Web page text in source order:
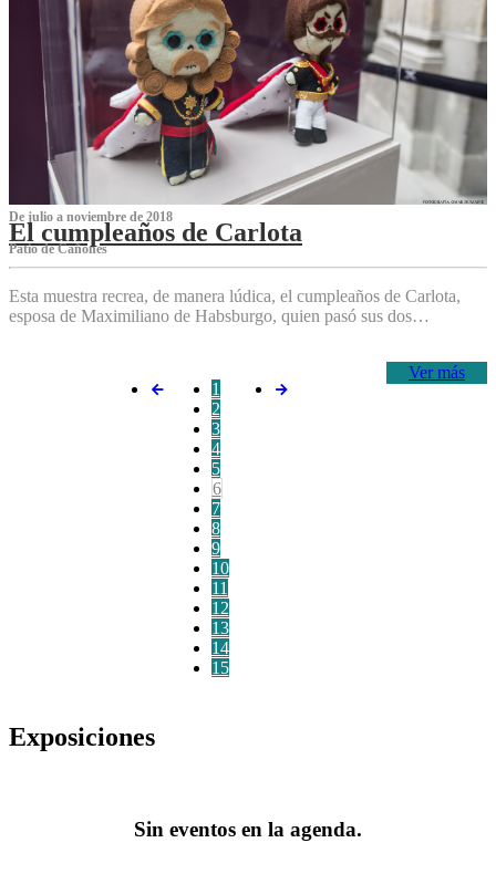
De julio a noviembre de 2018
El cumpleaños de Carlota
Patio de Cañones
Esta muestra recrea, de manera lúdica, el cumpleaños de Carlota,
esposa de Maximiliano de Habsburgo, quien pasó sus dos…
Ver más
1
2
3
4
5
6
7
8
9
10
11
12
13
14
15
Exposiciones
Sin eventos en la agenda.